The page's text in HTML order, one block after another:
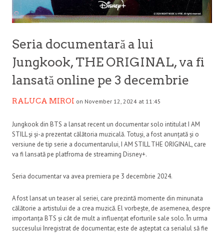
Seria documentară a lui
Jungkook, THE ORIGINAL, va fi
lansată online pe 3 decembrie
RALUCA MIROI on November 12, 2024 at 11:45
Jungkook din BTS a lansat recent un documentar solo intitulat I AM
STILL și și-a prezentat călătoria muzicală. Totuși, a fost anunțată și o
versiune de tip serie a documentarului, I AM STILL THE ORIGINAL, care
va fi lansată pe platfroma de streaming Disney+.
Seria documentar va avea premiera pe 3 decembrie 2024.
A fost lansat un teaser al seriei, care prezintă momente din minunata
călătorie a artistului de a crea muzică. El vorbește, de asemenea, despre
importanța BTS și cât de mult a influențat eforturile sale solo. În urma
succesului înregistrat de documentar, este de așteptat ca serialul să fie